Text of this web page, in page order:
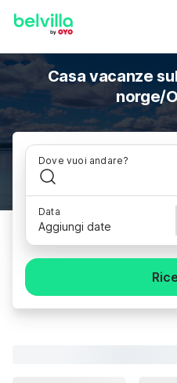
Casa vacanze
norge/
Dove vuoi andare?
Data
Aggiungi date